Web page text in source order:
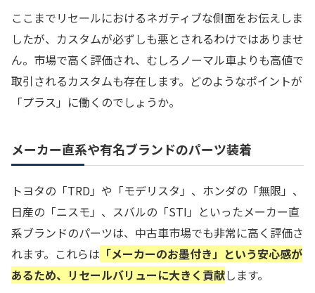
ここまでリセールにおけるネガティブな側面をお伝えしま
したが、カスタムが必ずしも悪とされるわけではありませ
ん。市場で高く評価され、むしろノーマル車よりも高値で
取引されるカスタムも存在します。どのようなポイントが
「プラス」に働くのでしょうか。
メーカー直系や有名ブランドのパーツ装着
トヨタの「TRD」や「モデリスタ」、ホンダの「無限」、
日産の「ニスモ」、スバルの「STI」といったメーカー直
系ブランドのパーツは、中古車市場でも非常に高く評価さ
れます。これらは 「メーカーのお墨付き」という安心感が
あるため、リセールバリューに大きく貢献します。